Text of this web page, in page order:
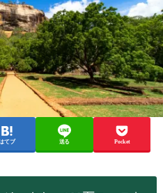
てブ 送る Pocket